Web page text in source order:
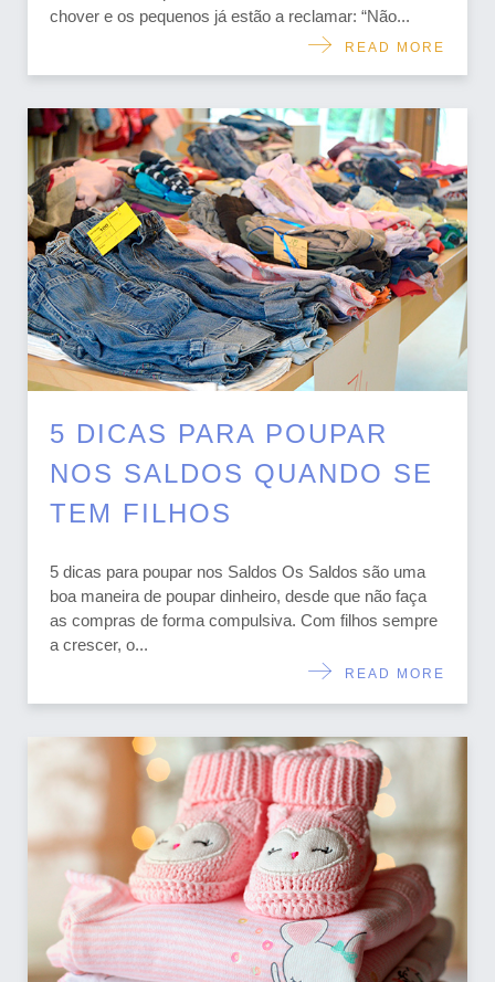
chover e os pequenos já estão a reclamar: “Não...
READ MORE
5 DICAS PARA POUPAR
NOS SALDOS QUANDO SE
TEM FILHOS
5 dicas para poupar nos Saldos Os Saldos são uma
boa maneira de poupar dinheiro, desde que não faça
as compras de forma compulsiva. Com filhos sempre
a crescer, o...
READ MORE